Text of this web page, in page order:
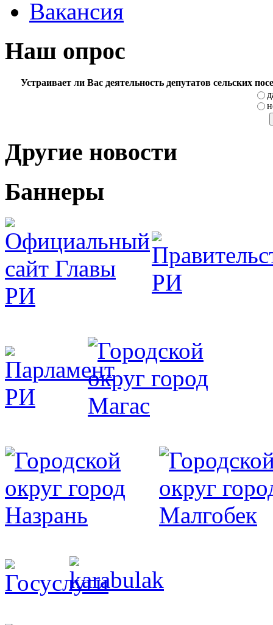
Вакансия
Наш опрос
Устраивает ли Вас деятельность депутатов сельских
Другие новости
Баннеры